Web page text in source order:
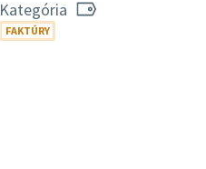
Kategória
FAKTÚRY